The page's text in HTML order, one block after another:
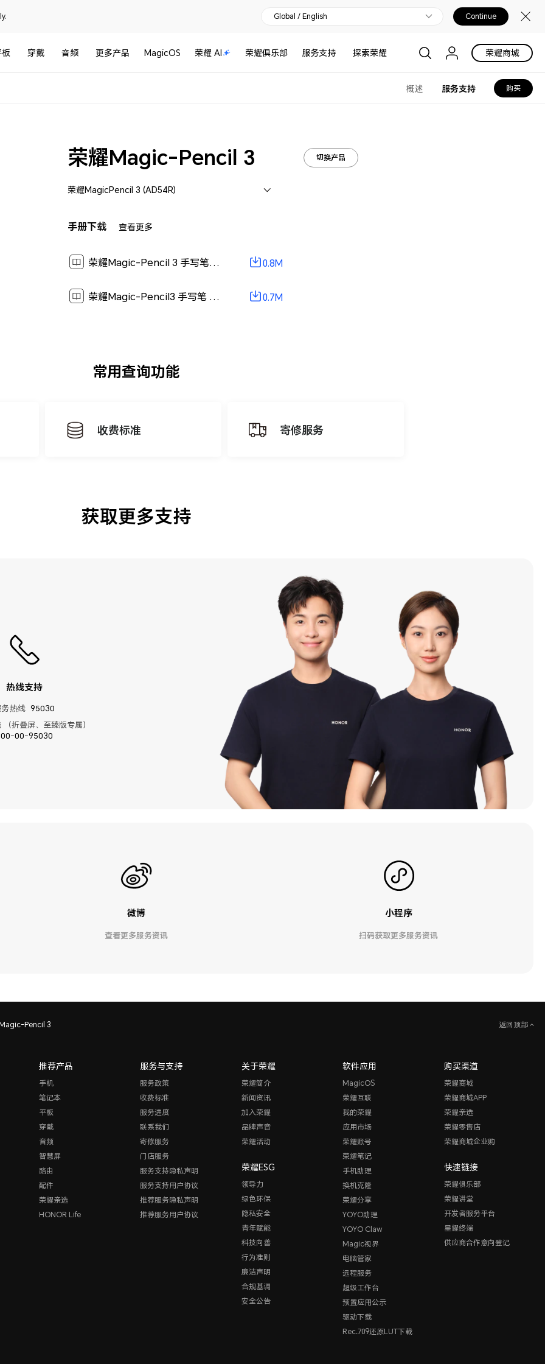
Global / English Continue
穿戴 音频 更多产品 MagicOS 荣耀 AI 荣耀俱乐部 服务支持 探索荣耀 荣耀商城
概述 服务支持 购买
荣耀Magic-Pencil 3
荣耀MagicPencil 3 (AD54R)
手册下载 查看更多
荣耀Magic-Pencil 3 手写笔充电棒套装 快速入门-(01,zh-cn)[ 0.8M ] 0.8M
荣耀Magic-Pencil3 手写笔 快速入门-(02,zh-cn)[ 0.7M ] 0.7M
切换产品
常用查询功能
收费标准 寄修服务
获取更多支持
热线支持
务热线 95030
折叠屏、至臻版专属）
00-95030
微博
查看更多服务资讯
小程序
扫码获取更多服务资讯
Pencil 3 返回顶部
推荐产品
手机
笔记本
平板
穿戴
音频
智慧屏
路由
配件
荣耀亲选
HONOR Life
服务与支持
服务政策
收费标准
服务进度
联系我们
寄修服务
门店服务
服务支持隐私声明
服务支持用户协议
推荐服务隐私声明
推荐服务用户协议
关于荣耀
荣耀简介
新闻资讯
加入荣耀
品牌声音
荣耀活动
荣耀ESG
领导力
绿色环保
隐私安全
青年赋能
科技向善
行为准则
廉洁声明
合规基调
安全公告
软件应用
MagicOS
荣耀互联
我的荣耀
应用市场
荣耀账号
荣耀笔记
手机助理
换机克隆
荣耀分享
YOYO助理
YOYO Claw
Magic视界
电脑管家
远程服务
超级工作台
预置应用公示
驱动下载
Rec.709还原LUT下载
购买渠道
荣耀商城
荣耀商城APP
荣耀亲选
荣耀零售店
荣耀商城企业购
快速链接
荣耀俱乐部
荣耀讲堂
开发者服务平台
星耀终端
供应商合作意向登记